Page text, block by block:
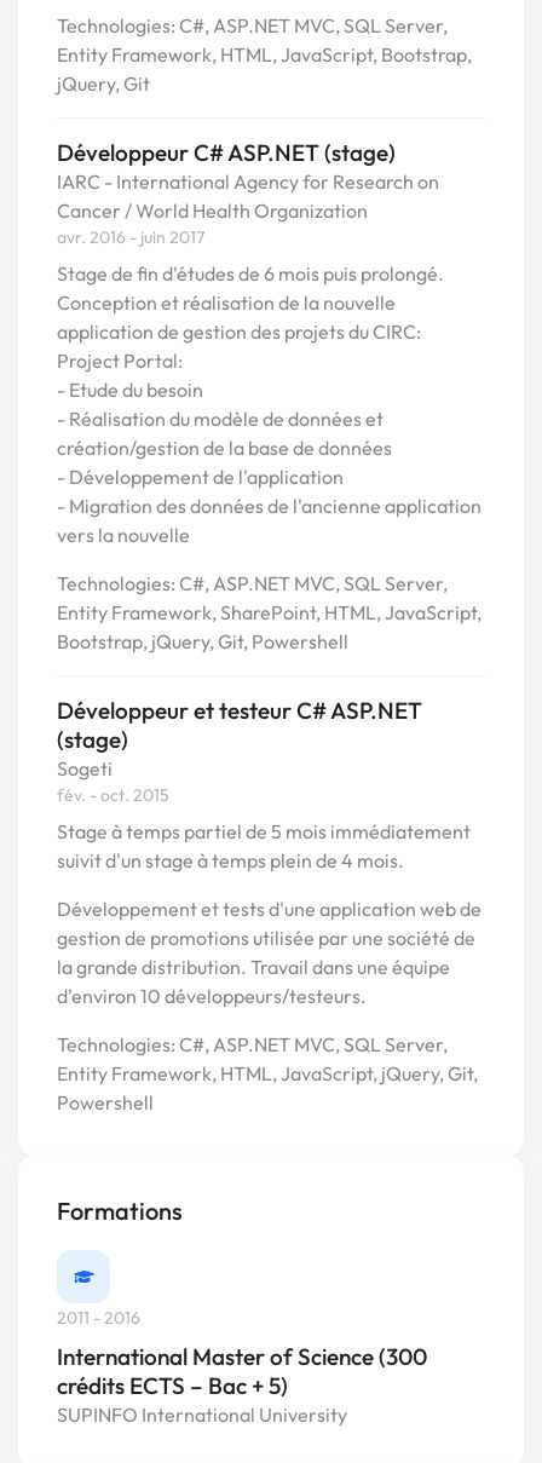
Technologies: C#, ASP.NET MVC, SQL Server,
Entity Framework, HTML, JavaScript, Bootstrap,
jQuery, Git
Développeur C# ASP.NET (stage)
IARC - International Agency for Research on
Cancer / World Health Organization
avr. 2016 - juin 2017
Stage de fin d'études de 6 mois puis prolongé.
Conception et réalisation de la nouvelle
application de gestion des projets du CIRC:
Project Portal:
- Etude du besoin
- Réalisation du modèle de données et
création/gestion de la base de données
- Développement de l'application
- Migration des données de l'ancienne application
vers la nouvelle
Technologies: C#, ASP.NET MVC, SQL Server,
Entity Framework, SharePoint, HTML, JavaScript,
Bootstrap, jQuery, Git, Powershell
Développeur et testeur C# ASP.NET
(stage)
Sogeti
fév. - oct. 2015
Stage à temps partiel de 5 mois immédiatement
suivit d'un stage à temps plein de 4 mois.
Développement et tests d'une application web de
gestion de promotions utilisée par une société de
la grande distribution. Travail dans une équipe
d'environ 10 développeurs/testeurs.
Technologies: C#, ASP.NET MVC, SQL Server,
Entity Framework, HTML, JavaScript, jQuery, Git,
Powershell
Formations
2011 - 2016
International Master of Science (300
crédits ECTS – Bac + 5)
SUPINFO International University